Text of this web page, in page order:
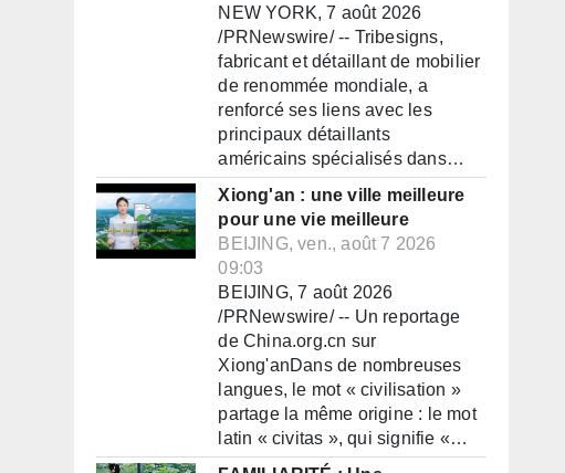
NEW YORK, 7 août 2026
/PRNewswire/ -- Tribesigns,
fabricant et détaillant de mobilier
de renommée mondiale, a
renforcé ses liens avec les
principaux détaillants
américains spécialisés dans…
Xiong'an : une ville meilleure
pour une vie meilleure
BEIJING, ven., août 7 2026
09:03
BEIJING, 7 août 2026
/PRNewswire/ -- Un reportage
de China.org.cn sur
Xiong'anDans de nombreuses
langues, le mot « civilisation »
partage la même origine : le mot
latin « civitas », qui signifie «…